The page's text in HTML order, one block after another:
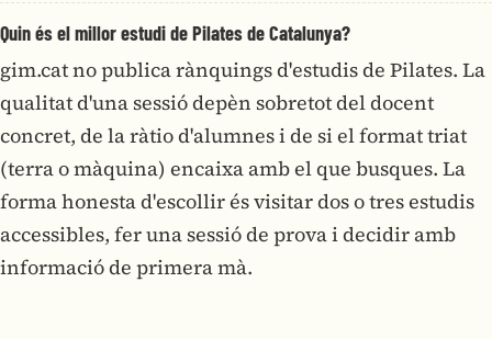
Quin és el millor estudi de Pilates de Catalunya?
gim.cat no publica rànquings d'estudis de Pilates. La
qualitat d'una sessió depèn sobretot del docent
concret, de la ràtio d'alumnes i de si el format triat
(terra o màquina) encaixa amb el que busques. La
forma honesta d'escollir és visitar dos o tres estudis
accessibles, fer una sessió de prova i decidir amb
informació de primera mà.